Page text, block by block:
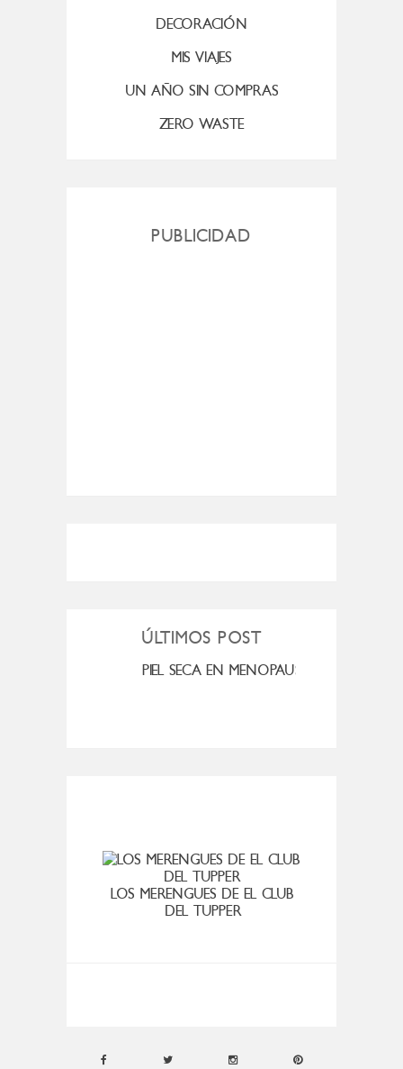
DECORACIÓN
MIS VIAJES
UN AÑO SIN COMPRAS
ZERO WASTE
PUBLICIDAD
ÚLTIMOS POST
CUANDO LA ADOLESCENCIA ME
LOS MERENGUES DE EL CLUB
DEL TUPPER